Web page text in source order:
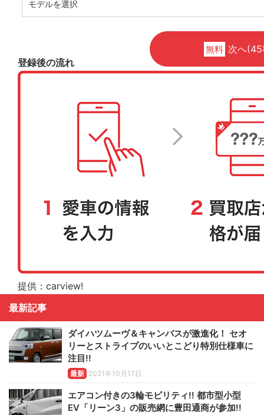
無料 次へ
登録後の流れ
提供：carview!
最新記事
ダイハツムーヴ＆キャンバスが激進化！ セオ
リーとストライプのいいとこどり特別仕様車に
注目!!
最新 2021年10月17日
エアコン付きの3輪モビリティ!! 都市型小型
EV「リーン3」の販売網に豊田通商が参加!!